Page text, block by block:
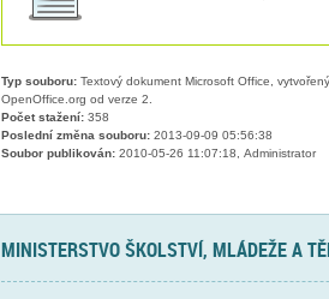
Typ souboru:Textový dokument Microsoft Office,
OpenOffice.org od verze 2.
Počet stažení:358
Poslední změna souboru:2013-09-09 05:56:38
Soubor publikován:2010-05-26 11:07:18, Administrator
MINISTERSTVO ŠKOLSTVÍ, MLÁDEŽE A